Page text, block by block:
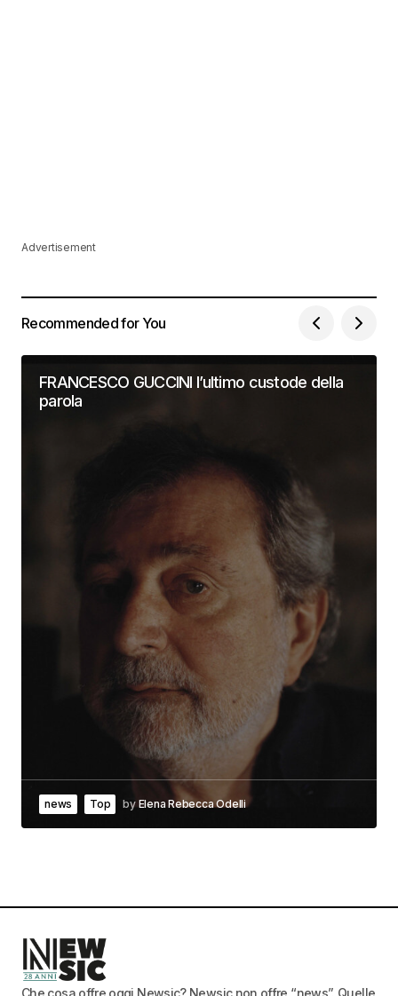
Advertisement
Recommended for You
FRANCESCO GUCCINI l’ultimo custode della
parola
news Top by Elena Rebecca Odelli
Che cosa offre oggi Newsic? Newsic non offre “news”. Quelle